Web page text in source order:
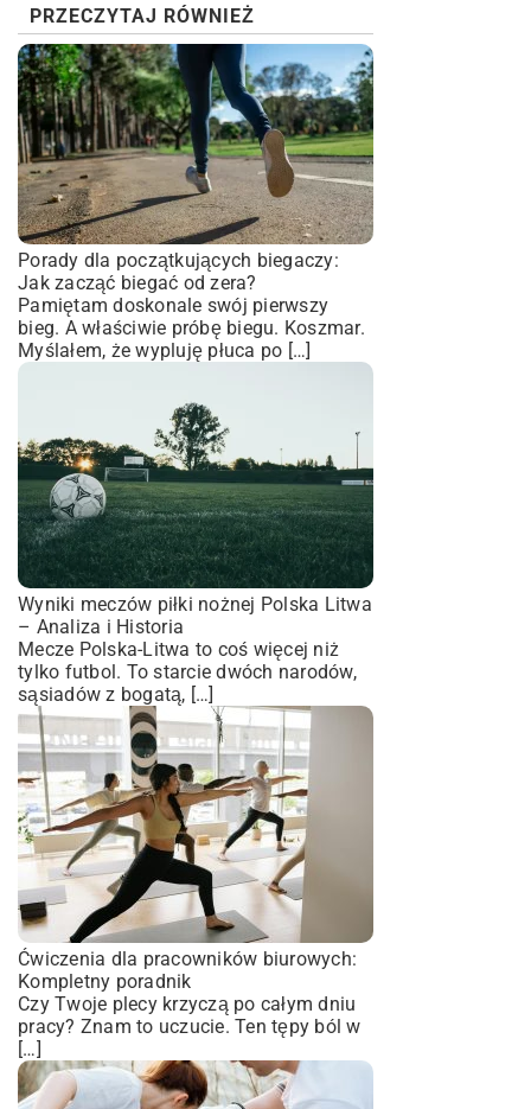
PRZECZYTAJ RÓWNIEŻ
Porady dla początkujących biegaczy:
Jak zacząć biegać od zera?
Pamiętam doskonale swój pierwszy
bieg. A właściwie próbę biegu. Koszmar.
Myślałem, że wypluję płuca po […]
Wyniki meczów piłki nożnej Polska Litwa
– Analiza i Historia
Mecze Polska-Litwa to coś więcej niż
tylko futbol. To starcie dwóch narodów,
sąsiadów z bogatą, […]
Ćwiczenia dla pracowników biurowych:
Kompletny poradnik
Czy Twoje plecy krzyczą po całym dniu
pracy? Znam to uczucie. Ten tępy ból w
[…]